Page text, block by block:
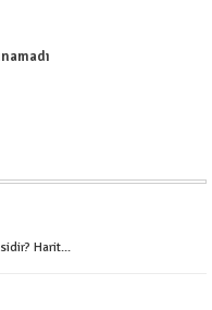
Harit...